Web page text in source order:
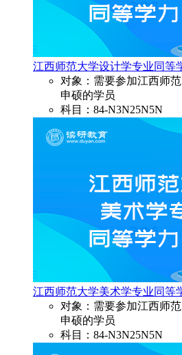
江西师范大学设计学专业同等
对象：需要参加江西师
申硕的学员
科目：84-N3N25N5N
江西师范大学美术学专业同等
对象：需要参加江西师
申硕的学员
科目：84-N3N25N5N